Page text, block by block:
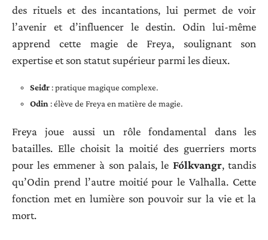
des rituels et des incantations, lui permet de voir
l’avenir et d’influencer le destin. Odin lui-même
apprend cette magie de Freya, soulignant son
expertise et son statut supérieur parmi les dieux.
Seiđr: pratique magique complexe.
Odin: élève de Freya en matière de magie.
Freya joue aussi un rôle fondamental dans les
batailles. Elle choisit la moitié des guerriers morts
pour les emmener à son palais, le Fólkvangr, tandis
qu’Odin prend l’autre moitié pour le Valhalla. Cette
fonction met en lumière son pouvoir sur la vie et la
mort.